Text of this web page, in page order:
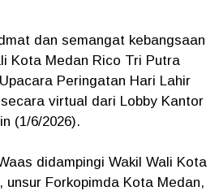
dan semangat kebangsaan
Kota Medan Rico Tri Putra
Peringatan Hari Lahir
virtual dari Lobby Kantor
(1/6/2026).
didampingi Wakil Wali Kota
unsur Forkopimda Kota Medan,